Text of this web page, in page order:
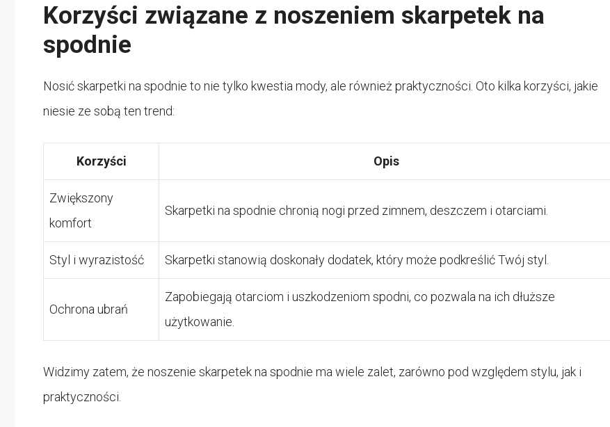
Korzyści związane z noszeniem skarpetek na
spodnie
Nosić skarpetki na spodnie to nie tylko kwestia mody, ale również praktyczności. Oto kilka korzyści, jakie
niesie ze sobą ten trend:
Korzyści Opis
Zwiększony
komfort
Skarpetki na spodnie chronią nogi przed zimnem, deszczem i otarciami.
Styl i wyrazistość Skarpetki stanowią doskonały dodatek, który może podkreślić Twój styl.
Ochrona ubrań
Zapobiegają otarciom i uszkodzeniom spodni, co pozwala na ich dłuższe
użytkowanie.
Widzimy zatem, że noszenie skarpetek na spodnie ma wiele zalet, zarówno pod względem stylu, jak i
praktyczności.